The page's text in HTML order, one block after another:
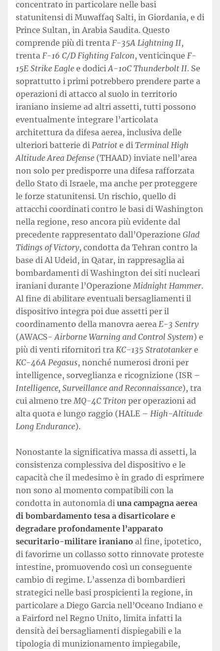
concentrato in particolare nelle basi
statunitensi di Muwaffaq Salti, in Giordania, e di
Prince Sultan, in Arabia Saudita. Questo
comprende più di trenta F-35A Lightning II,
trenta F-16 C/D Fighting Falcon, venticinque F-
15E Strike Eagle e dodiciA-10C Thunderbolt II. Se
soprattutto i primi potrebbero prendere parte a
operazioni di attacco al suolo in territorio
iraniano insieme ad altri assetti, tutti possono
eventualmente integrare l’articolata
architettura da difesa aerea, inclusiva delle
ulteriori batterie di Patriot e di Terminal High
Altitude Area Defense (THAAD) inviate nell’area
non solo per predisporre una difesa rafforzata
dello Stato di Israele, ma anche per proteggere
le forze statunitensi. Un rischio, quello di
attacchi coordinati contro le basi di Washington
nella regione, reso ancora più evidente dal
precedente rappresentato dall’Operazione Glad
Tidings of Victory, condotta da Tehran contro la
base di Al Udeid, in Qatar, in rappresaglia ai
bombardamenti di Washington dei siti nucleari
iraniani durante l’OperazioneMidnight Hammer.
Al fine di abilitare eventuali bersagliamenti il
dispositivo integra poi due assetti per il
coordinamento della manovra aerea E-3 Sentry
(AWACS-Airborne Warning and Control System) e
più di venti rifornitori tra KC-135 Stratotanker e
KC-46A Pegasus, nonché numerosi droni per
intelligence, sorveglianza e ricognizione (ISR –
Intelligence, Surveillance and Reconnaissance), tra
cui almeno treMQ-4C Triton per operazioni ad
alta quota e lungo raggio (HALE – High-Altitude
Long Endurance).
Nonostante la significativa massa di assetti, la
consistenza complessiva del dispositivo e le
capacità che il medesimo è in grado di esprimere
non sono al momento compatibili con la
condotta in autonomia di una campagna aerea
di bombardamento tesa a disarticolare e
degradare profondamente l’apparato
securitario-militare iraniano al fine, ipotetico,
di favorirne un collasso sotto rinnovate proteste
intestine, promuovendo così un conseguente
cambio di regime. L’assenza di bombardieri
strategici nelle basi prospicienti la regione, in
particolare a Diego Garcia nell’Oceano Indiano e
a Fairford nel Regno Unito, limita infatti la
densità dei bersagliamenti dispiegabili e la
tipologia di munizionamento impiegabile,